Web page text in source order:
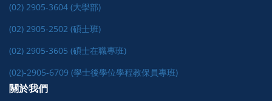
(02) 2905-3604 (大學部)
(02) 2905-2502 (碩士班)
(02) 2905-3605 (碩士在職專班)
(02)-2905-6709 (學士後學位學程教保員專班)
關於我們